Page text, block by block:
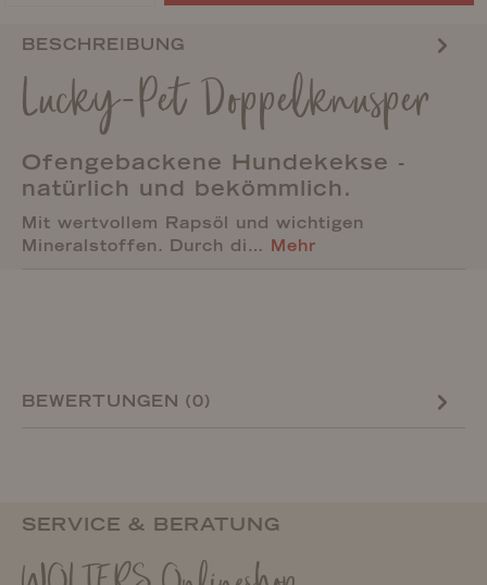
BESCHREIBUNG
Lucky-Pet Doppelknusper
Ofengebackene Hundekekse -
natürlich und bekömmlich.
Mit wertvollem Rapsöl und wichtigen
Mineralstoffen. Durch di… Mehr
BEWERTUNGEN (0)
SERVICE & BERATUNG